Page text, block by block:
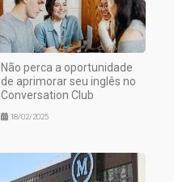
Não perca a oportunidade
de aprimorar seu inglês no
Conversation Club
18/02/2025